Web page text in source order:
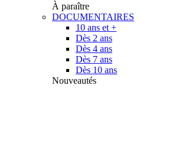
À paraître
DOCUMENTAIRES
10 ans et +
Dès 2 ans
Dès 4 ans
Dès 7 ans
Dès 10 ans
Nouveautés